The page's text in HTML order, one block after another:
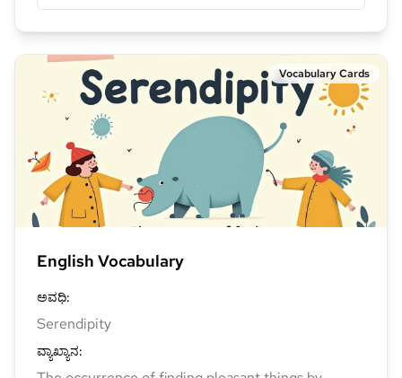
Vocabulary Cards
English Vocabulary
ಅವಧಿ:
Serendipity
ವ್ಯಾಖ್ಯಾನ: